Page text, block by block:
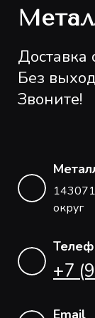
Доставка
Без
Звоните!
округ
+7
Email